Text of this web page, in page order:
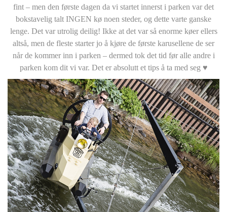
fint – men den første dagen da vi startet innerst i parken var det
bokstavelig talt INGEN kø noen steder, og dette varte ganske
lenge. Det var utrolig deilig! Ikke at det var så enorme køer ellers
altså, men de fleste starter jo å kjøre de første karusellene de ser
når de kommer inn i parken – dermed tok det tid før alle andre i
parken kom dit vi var. Det er absolutt et tips å ta med seg ♥